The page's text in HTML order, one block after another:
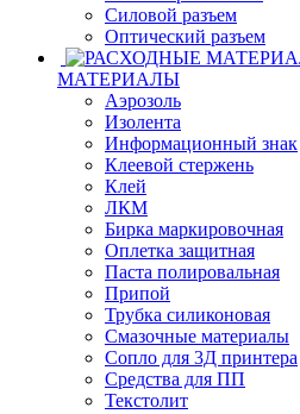
Силовой разъем
Оптический разъем
МАТЕРИАЛЫ
Аэрозоль
Изолента
Информационный знак
Клеевой стержень
Клей
ЛКМ
Бирка маркировочная
Оплетка защитная
Паста полировальная
Припой
Трубка силиконовая
Смазочные материалы
Сопло для 3Д принтера
Средства для ПП
Текстолит